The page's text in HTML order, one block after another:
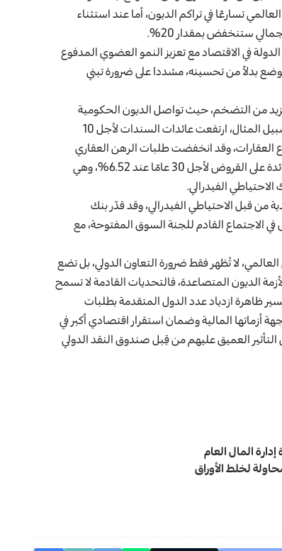
المحلي الإجمالي العالمي تسارعًا في تراكم الديون، أما عند استثناء
ستنخفض بمقدار 20%.
في الاقتصاد مع تعزيز النمو العضوي المدفوع
بدلاً من تحسينه، مشددا على ضرورة تبني
من التضخم، حيث تواصل الديون الحكومية
المتزايدة الضغط على أسواق الدخل الثابت، ففي الولايات المتحدة على سبيل المثال، ارتفعت عائدات السندات لأجل 10
قطاع العقارات، وقد انخفضت طلبات الرهن العقاري
بنسبة 6.7% في الأسبوع المنتهي في 18 تشرين الأول، مع بقاء معدلات الفائدة على القروض لأجل 30 عامًا عند 6.52%، وهي
الفيدرالي.
من قبل الاحتياطي الفيدرالي، وقد قدّر بنك
المتوقعة للفائدة لن تتجاوز 22 نقطة أساس في الاجتماع القادم للجنة السوق المفتوحة، مع
لا تُظهر فقط ضرورة التعاون الدولي، بل تضع
الديون المتصاعدة، فالتحديات القادمة لا تسمح
ظاهرة ازدياد عدد الدول المتقدمة بطلبات
أزماتها المالية وضمان استقرار اقتصادي أكبر في
العميق عليهم من قِبل صندوق النقد الدولي
المال العام
لخلط الأوراق